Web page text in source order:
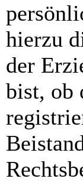
hierzu
der
bist, ob